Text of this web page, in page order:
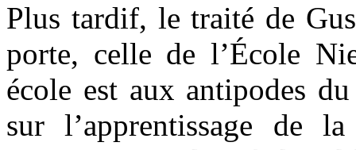
Plus tardif, le traité de
porte, celle de l’École
école est aux antipodes
sur l’apprentissage de